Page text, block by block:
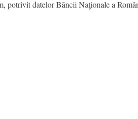
potrivit datelor Băncii Naţionale a